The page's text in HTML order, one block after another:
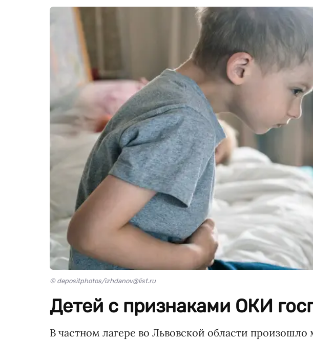
© depositphotos/izhdanov@list.ru
Детей с признаками ОКИ
В частном лагере во Львовской области произошло